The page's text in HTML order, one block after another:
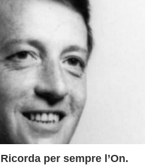
per sempre l’On.